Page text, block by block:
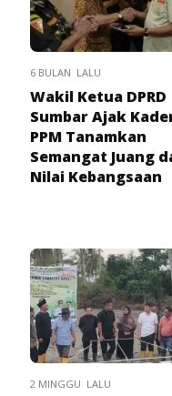
6 BULAN LALU
Wakil Ketua DPRD
Sumbar Ajak
PPM Tanamkan
Semangat Juang
Nilai Kebangsaan
2 MINGGU LALU